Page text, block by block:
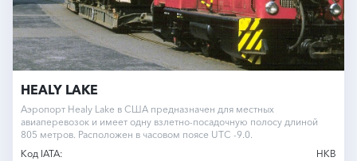
HEALY LAKE
Аэропорт Healy Lake в США предназначен для местных
авиаперевозок и имеет одну взлетно-посадочную полосу длиной
805 метров. Расположен в часовом поясе UTC -9.0.
Код IATA:
HKB